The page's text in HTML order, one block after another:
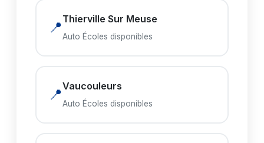
📍 Thierville Sur Meuse
Auto Écoles disponibles
📍Vaucouleurs
Auto Écoles disponibles